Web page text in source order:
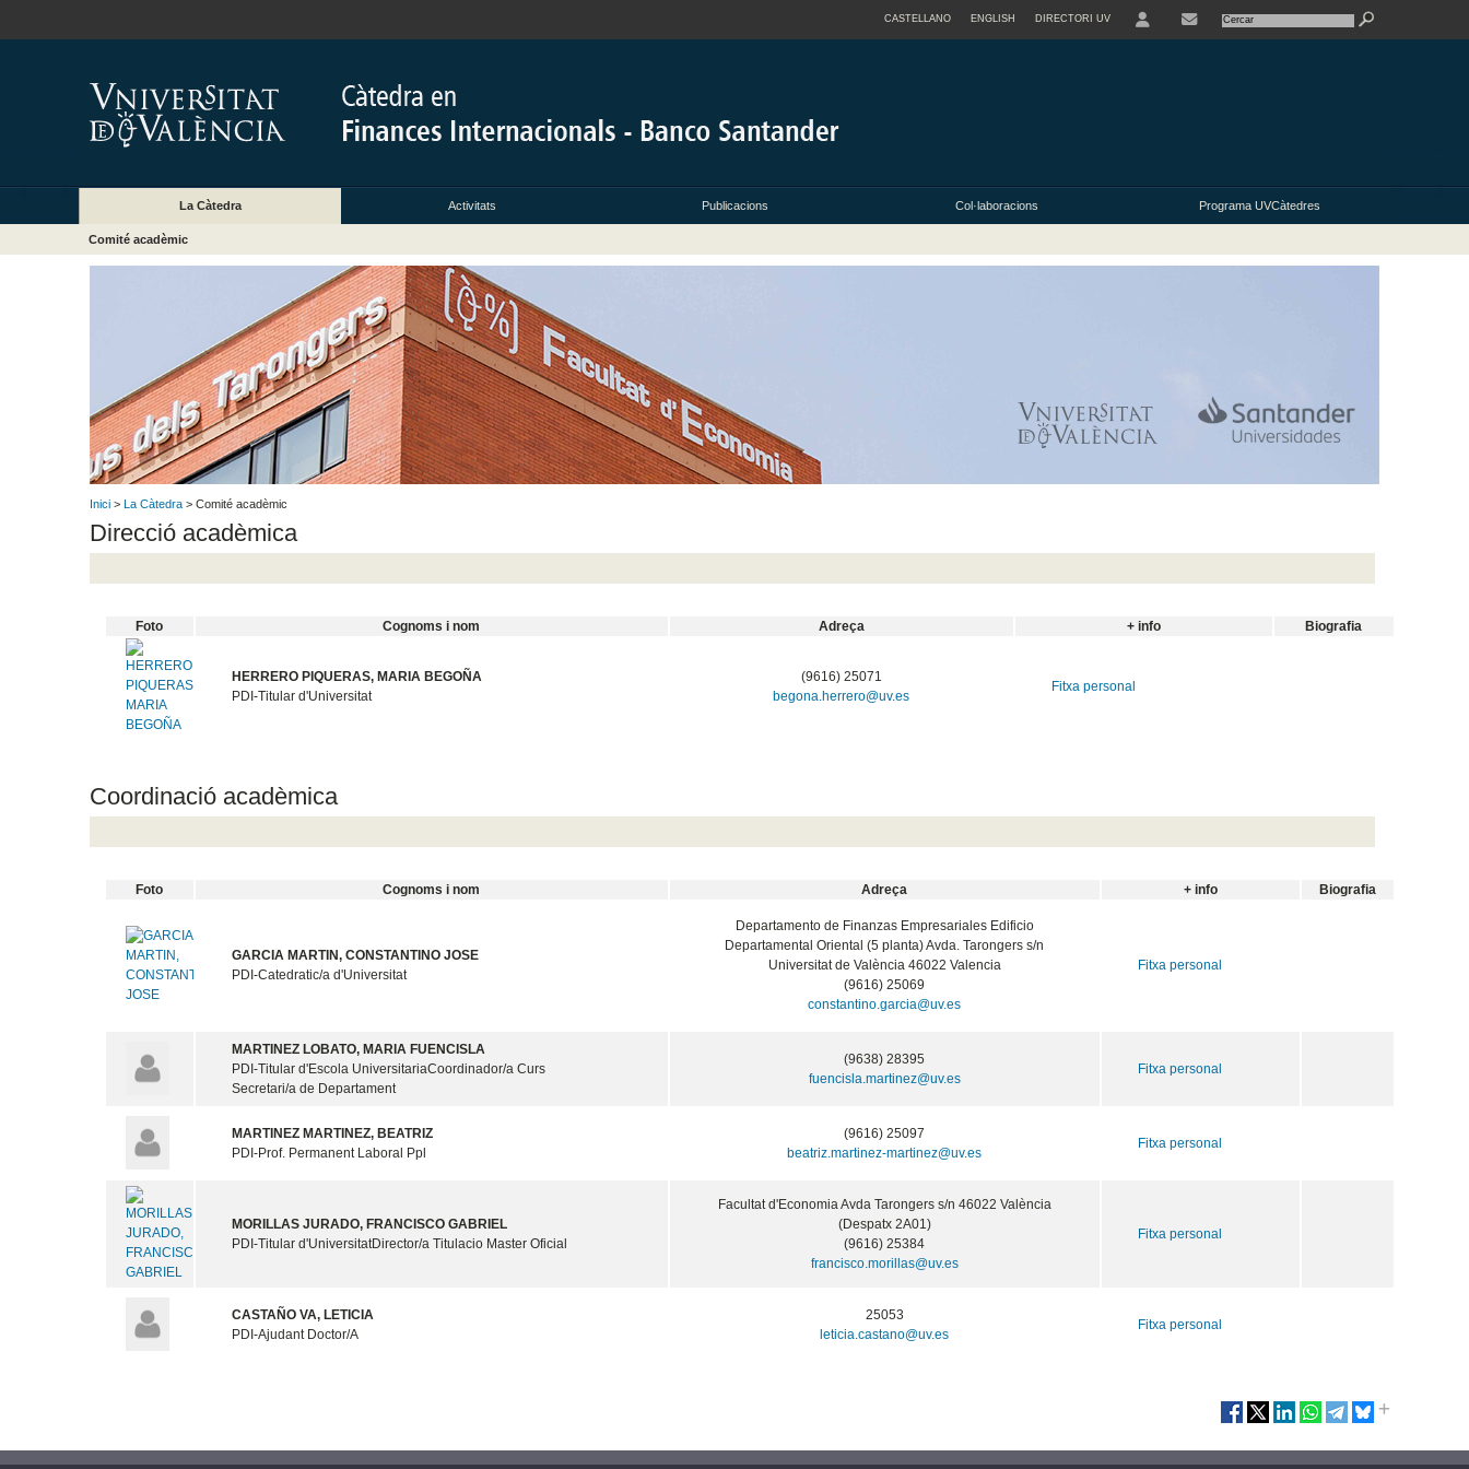
CASTELLANO ENGLISH DIRECTORI UV
La Càtedra Activitats Publicacions Col·laboracions Programa UVCàtedres
Comité acadèmic
Inici > La Càtedra > Comité acadèmic
Direcció acadèmica
Foto Cognoms i nom Adreça + info Biografia
HERRERO PIQUERAS, MARIA BEGOÑA
PDI-Titular d'Universitat
(9616) 25071
begona.herrero@uv.es
Fitxa personal
Coordinació acadèmica
Foto Cognoms i nom Adreça + info Biografia
GARCIA MARTIN, CONSTANTINO JOSE
PDI-Catedratic/a d'Universitat
Departamento de Finanzas Empresariales Edificio
Departamental Oriental (5 planta) Avda. Tarongers s/n
Universitat de València 46022 Valencia
(9616) 25069
constantino.garcia@uv.es
Fitxa personal
MARTINEZ LOBATO, MARIA FUENCISLA
PDI-Titular d'Escola UniversitariaCoordinador/a Curs
Secretari/a de Departament
(9638) 28395
fuencisla.martinez@uv.es
Fitxa personal
MARTINEZ MARTINEZ, BEATRIZ
PDI-Prof. Permanent Laboral Ppl
(9616) 25097
beatriz.martinez-martinez@uv.es
Fitxa personal
MORILLAS JURADO, FRANCISCO GABRIEL
PDI-Titular d'UniversitatDirector/a Titulacio Master Oficial
Facultat d'Economia Avda Tarongers s/n 46022 València
(Despatx 2A01)
(9616) 25384
francisco.morillas@uv.es
Fitxa personal
CASTAÑO VA, LETICIA
PDI-Ajudant Doctor/A
25053
leticia.castano@uv.es
Fitxa personal